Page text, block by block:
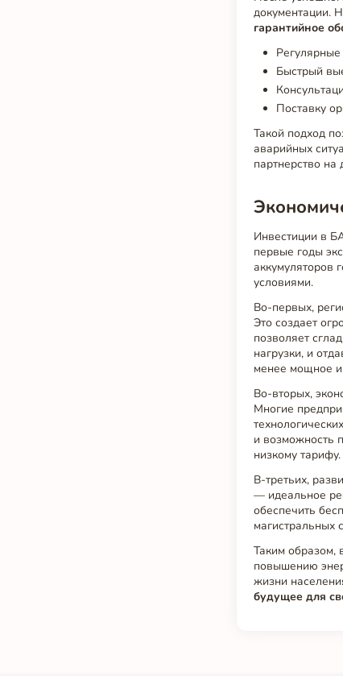
документации.
гарантийное
Быстрый
Поставку
Такой подход
аварийных
партнерство на
Инвестиции в
первые годы
аккумуляторов
условиями.
Во-первых,
Это создает
позволяет
нагрузки, и
менее мощное и
Во-вторых,
Многие
и возможность
низкому тарифу.
В-третьих,
— идеальное
обеспечить
магистральных
Таким образом,
повышению
жизни
будущее для